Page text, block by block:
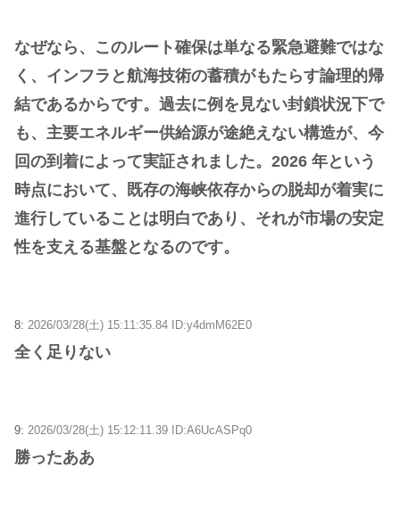
なぜなら、このルート確保は単なる緊急避難ではな
く、インフラと航海技術の蓄積がもたらす論理的帰
結であるからです。過去に例を見ない封鎖状況下で
も、主要エネルギー供給源が途絶えない構造が、今
回の到着によって実証されました。2026 年という
時点において、既存の海峡依存からの脱却が着実に
進行していることは明白であり、それが市場の安定
性を支える基盤となるのです。
8: 2026/03/28(土) 15:11:35.84 ID:y4dmM62E0
全く足りない
9: 2026/03/28(土) 15:12:11.39 ID:A6UcASPq0
勝ったああ